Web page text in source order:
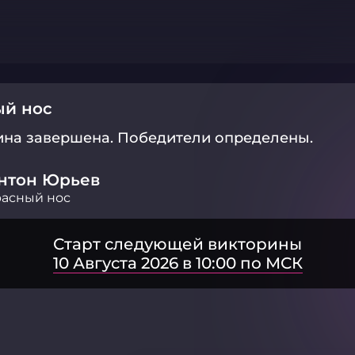
нос
завершена. Победители определены.
Юрьев
нос
Старт следующей викторины
10 Августа 2026 в 10:00 по МСК